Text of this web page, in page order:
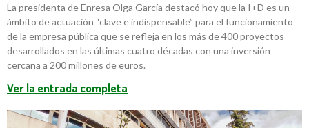
La presidenta de Enresa Olga García destacó hoy que la I+D es un
ámbito de actuación “clave e indispensable” para el funcionamiento
de la empresa pública que se refleja en los más de 400 proyectos
desarrollados en las últimas cuatro décadas con una inversión
cercana a 200 millones de euros.
Ver la entrada completa